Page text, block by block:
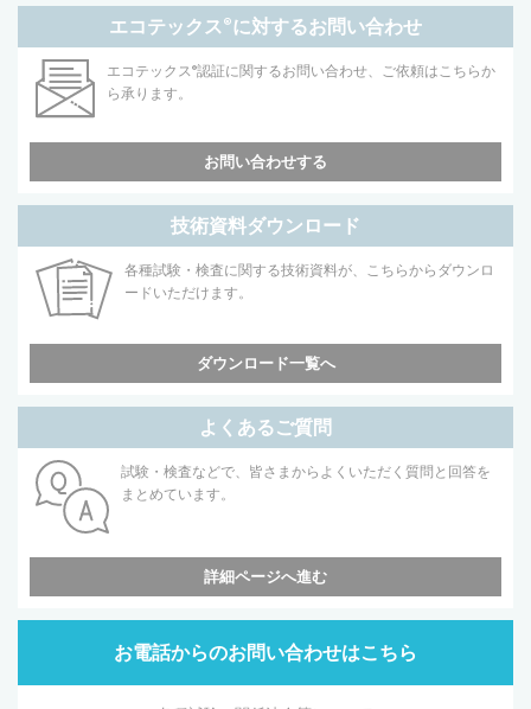
エコテックス®に対するお問い合わせ
エコテックス®認証に関するお問い合わせ、ご依頼はこちらか
ら承ります。
お問い合わせする
技術資料ダウンロード
各種試験・検査に関する技術資料が、こちらからダウンロ
ードいただけます。
ダウンロード一覧へ
よくあるご質問
試験・検査などで、皆さまからよくいただく質問と回答を
まとめています。
詳細ページへ進む
お電話からのお問い合わせはこちら